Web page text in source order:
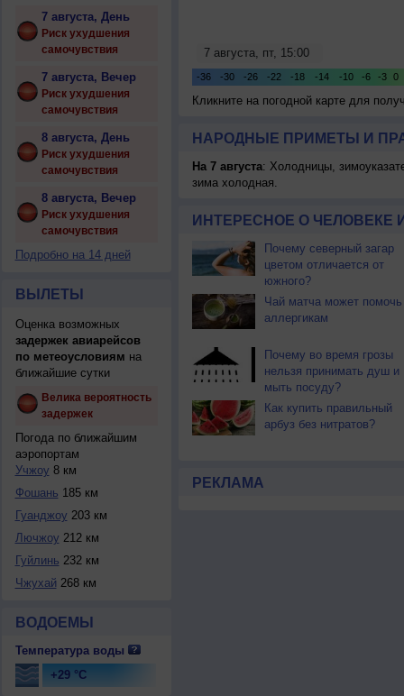
7 августа, День
Риск ухудшения
самочувствия
7 августа, Вечер
Риск ухудшения
самочувствия
8 августа, День
Риск ухудшения
самочувствия
8 августа, Вечер
Риск ухудшения
самочувствия
Подробно на 14 дней
ВЫЛЕТЫ
Оценка возможных
задержек авиарейсов
по метеоусловиям на
ближайшие сутки
Велика вероятность
задержек
Погода по ближайшим
аэропортам
Учжоу 8 км
Фошань 185 км
Гуанджоу 203 км
Лючжоу 212 км
Гуйлинь 232 км
Чжухай 268 км
ВОДОЕМЫ
Температура воды
+29 °C
Кликните на погодной карте для
НАРОДНЫЕ ПРИМЕТЫ И
На 7 августа: Холодницы,
зима холодная.
ИНТЕРЕСНОЕ О ЧЕЛОВЕКЕ
Почему северный загар
цветом отличается от
южного?
Чай матча может помочь
аллергикам
Почему во время грозы
нельзя принимать душ и
мыть посуду?
Как купить правильный
арбуз без нитратов?
РЕКЛАМА